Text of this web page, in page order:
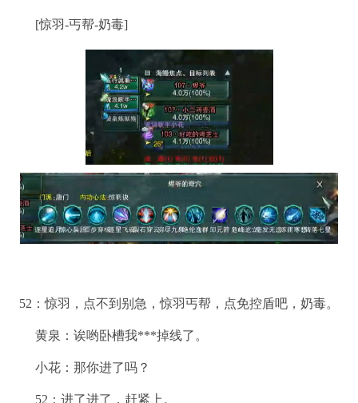
[惊羽-丐帮-奶毒]
52：惊羽，点不到别急，惊羽丐帮，点免控盾吧，奶毒。
黄泉：诶哟卧槽我***掉线了。
小花：那你进了吗？
52：进了进了，赶紧上。